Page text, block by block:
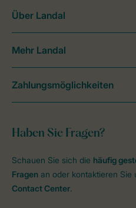
Haben Sie Fragen?
Schauen Sie sich die häufig
Fragen an oder kontaktieren Sie
Contact Center.
Über Landal
Mehr Landal
Zahlungsmöglichkeiten